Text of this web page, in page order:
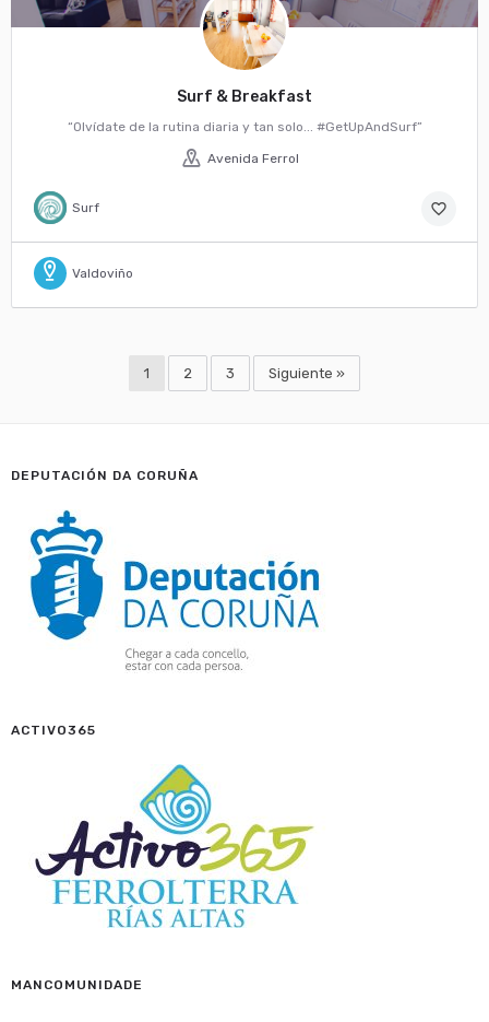
Surf & Breakfast
“Olvídate de la rutina diaria y tan solo... #GetUpAndSurf”
Avenida Ferrol
Surf favorite_border
Valdoviño
1 2 3 Siguiente »
DEPUTACIÓN DA CORUÑA
ACTIVO365
MANCOMUNIDADE